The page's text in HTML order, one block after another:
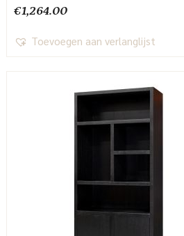
€1,264.00
Toevoegen aan verlanglijst